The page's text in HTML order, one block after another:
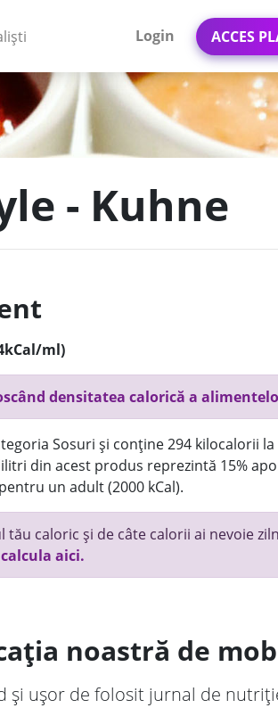
Login ACCES
- Kuhne
ml)
densitatea calorică a
Sosuri și conține 294 kilocalorii la
din acest produs reprezintă 15%
un adult (2000 kCal).
tău caloric și de câte calorii ai nevoie
aici.
noastră de
și ușor de folosit jurnal de